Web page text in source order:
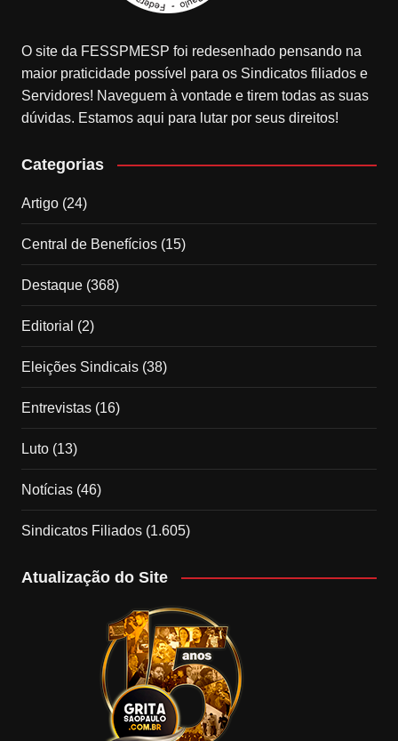
O site da FESSPMESP foi redesenhado pensando na
maior praticidade possível para os Sindicatos filiados e
Servidores! Naveguem à vontade e tirem todas as suas
dúvidas. Estamos aqui para lutar por seus direitos!
Categorias
Artigo(24)
Central de Benefícios(15)
Destaque(368)
Editorial (2)
Eleições Sindicais(38)
Entrevistas(16)
Luto(13)
Notícias(46)
Sindicatos Filiados(1.605)
Atualização do Site